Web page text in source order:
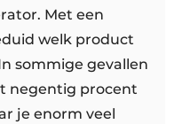
Met een
welk product
sommige gevallen
negentig procent
je enorm veel